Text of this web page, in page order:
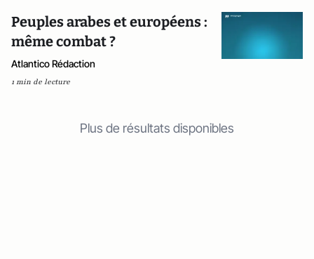
Peuples arabes et européens :
même combat ?
Atlantico Rédaction
1 min de lecture
Plus de résultats disponibles